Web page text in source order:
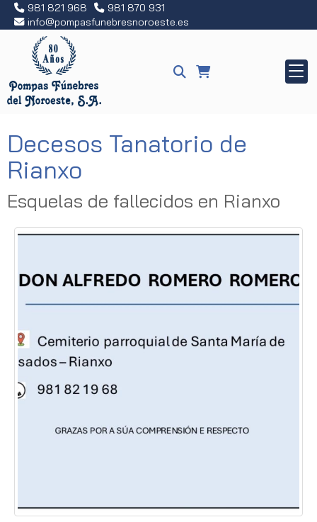
981 821 968
981 870 931
info
pompasfunebresnoroeste.es
Decesos Tanatorio de
Rianxo
Esquelas de fallecidos en Rianxo